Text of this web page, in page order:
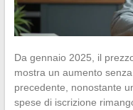
Da gennaio 2025, il
mostra un aumento
precedente, nonostante
spese di iscrizione